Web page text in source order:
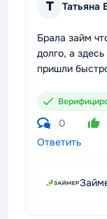
Т Татьяна
Брала займ
долго, а
пришли
0
Ответить